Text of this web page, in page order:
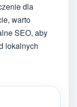
dla
warto
SEO, aby
lokalnych